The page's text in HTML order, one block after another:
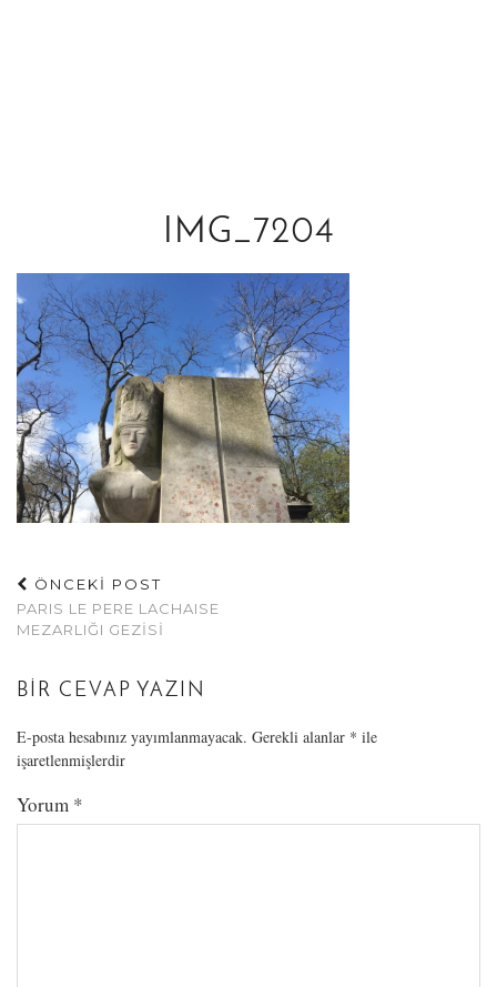
IMG_7204
ÖNCEKİ POST
PARIS LE PERE LACHAISE
MEZARLIĞI GEZISI
BIR CEVAP YAZIN
E-posta hesabınız yayımlanmayacak. Gerekli alanlar * ile
işaretlenmişlerdir
Yorum *